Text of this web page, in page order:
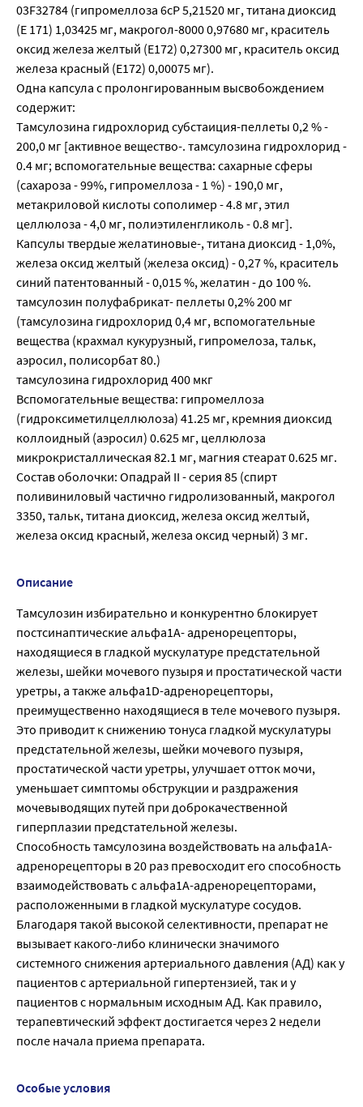
03F32784 (гипромеллоза 6сР 5,21520 мг, титана диоксид
(Е 171) 1,03425 мг, макрогол-8000 0,97680 мг, краситель
оксид железа желтый (Е172) 0,27300 мг, краситель оксид
железа красный (Е172) 0,00075 мг).
Одна капсула с пролонгированным высвобождением
содержит:
Тамсулозина гидрохлорид субстаиция-пеллеты 0,2 % -
200,0 мг [активное вещество-. тамсулозина гидрохлорид -
0.4 мг; вспомогательные вещества: сахарные сферы
(сахароза - 99%, гипромеллоза - 1 %) - 190,0 мг,
метакриловой кислоты сополимер - 4.8 мг, этил
целлюлоза - 4,0 мг, полиэтиленгликоль - 0.8 мг].
Капсулы твердые желатиновые-, титана диоксид - 1,0%,
железа оксид желтый (железа оксид) - 0,27 %, краситель
синий патентованный - 0,015 %, желатин - до 100 %.
тамсулозин полуфабрикат- пеллеты 0,2% 200 мг
(тамсулозина гидрохлорид 0,4 мг, вспомогательные
вещества (крахмал кукурузный, гипромелоза, тальк,
аэросил, полисорбат 80.)
тамсулозина гидрохлорид 400 мкг
Вспомогательные вещества: гипромеллоза
(гидроксиметилцеллюлоза) 41.25 мг, кремния диоксид
коллоидный (аэросил) 0.625 мг, целлюлоза
микрокристаллическая 82.1 мг, магния стеарат 0.625 мг.
Состав оболочки: Опадрай II - серия 85 (спирт
поливиниловый частично гидролизованный, макрогол
3350, тальк, титана диоксид, железа оксид желтый,
железа оксид красный, железа оксид черный) 3 мг.
Описание
Тамсулозин избирательно и конкурентно блокирует
постсинаптические альфа1A- адренорецепторы,
находящиеся в гладкой мускулатуре предстательной
железы, шейки мочевого пузыря и простатической части
уретры, а также альфа1D-адренорецепторы,
преимущественно находящиеся в теле мочевого пузыря.
Это приводит к снижению тонуса гладкой мускулатуры
предстательной железы, шейки мочевого пузыря,
простатической части уретры, улучшает отток мочи,
уменьшает симптомы обструкции и раздражения
мочевыводящих путей при доброкачественной
гиперплазии предстательной железы.
Способность тамсулозина воздействовать на альфа1A-
адренорецепторы в 20 раз превосходит его способность
взаимодействовать с альфа1A-адренорецепторами,
расположенными в гладкой мускулатуре сосудов.
Благодаря такой высокой селективности, препарат не
вызывает какого-либо клинически значимого
системного снижения артериального давления (АД) как у
пациентов с артериальной гипертензией, так и у
пациентов с нормальным исходным АД. Как правило,
терапевтический эффект достигается через 2 недели
после начала приема препарата.
Особые условия